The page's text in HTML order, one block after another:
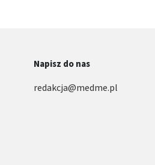
Napisz do nas
redakcja@medme.pl